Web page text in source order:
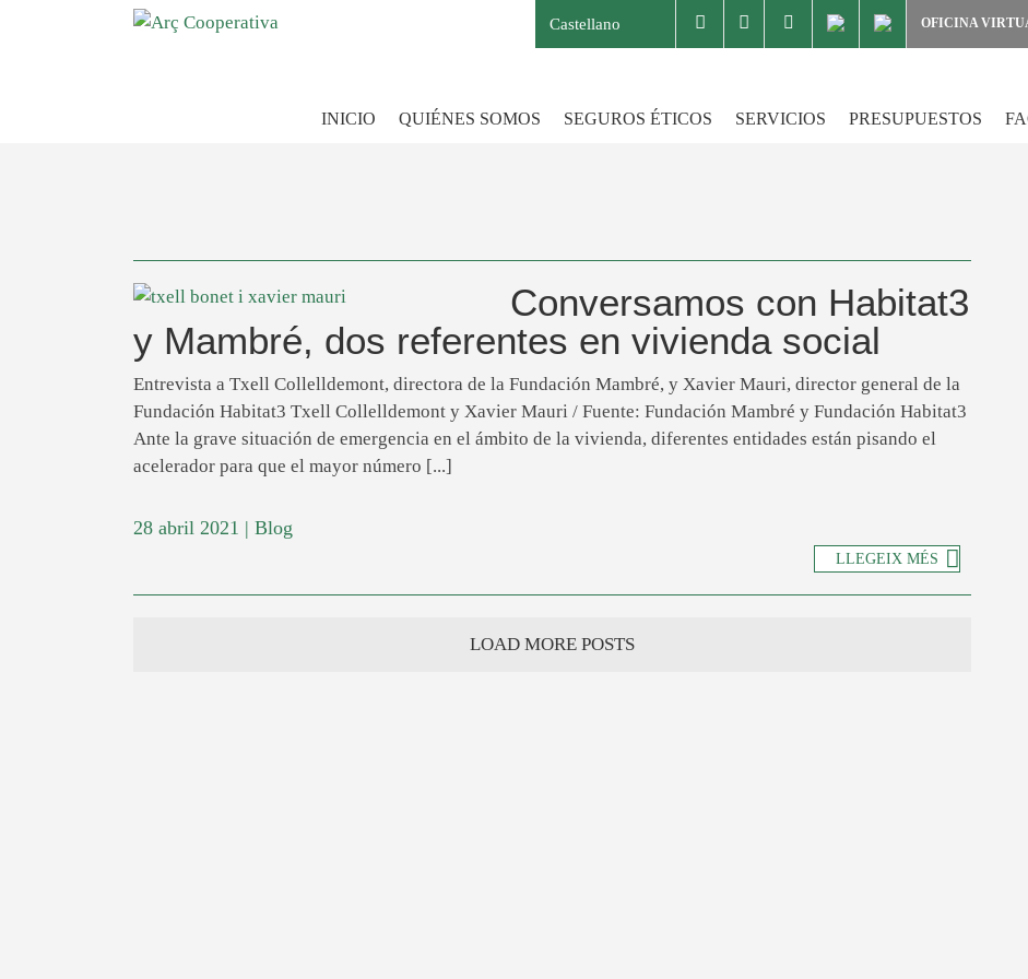
Castellano OFICINA
INICIO QUIÉNES SOMOS SEGUROS ÉTICOS SERVICIOS PRESUPUESTOS
Conversamos con Habitat3
y Mambré, dos referentes en vivienda social
Entrevista a Txell Collelldemont, directora de la Fundación Mambré, y Xavier Mauri, director general de la
Fundación Habitat3 Txell Collelldemont y Xavier Mauri / Fuente: Fundación Mambré y Fundación Habitat3
Ante la grave situación de emergencia en el ámbito de la vivienda, diferentes entidades están pisando el
acelerador para que el mayor número [...]
28 abril 2021 | Blog
LLEGEIX MÉS
LOAD MORE POSTS